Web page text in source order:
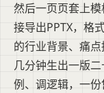
然后一页页套上
接导出PPTX，格
的行业背景、痛点
几分钟生出一版
例、调逻辑，一份